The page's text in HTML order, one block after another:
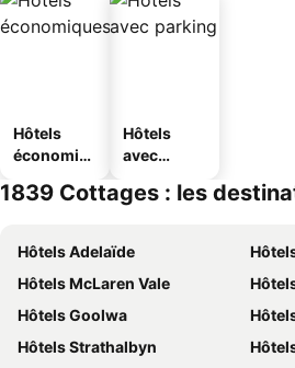
Hôtels
économiq
Hôtels
avec
1839 Cottages : les
Hôtels Adelaïde
Hôtels McLaren Vale
Hôtels Goolwa
Hôtels Strathalbyn